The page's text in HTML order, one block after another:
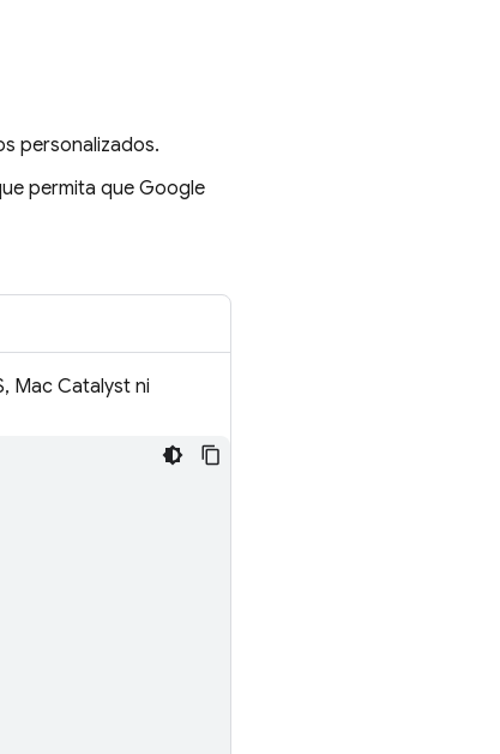
personalizados.
permita que Google
Mac Catalyst ni